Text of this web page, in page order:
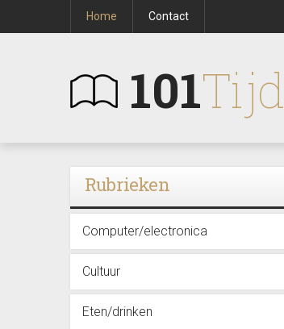
Home Contact
101
Rubrieken
Computer/electronica
Cultuur
Eten/drinken